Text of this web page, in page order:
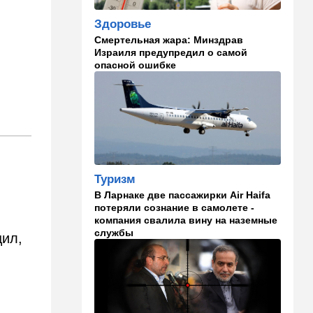
которая устроила опасные
ралли возле Мицпе-Иерихо
19:25 Ближний Восток
Что ни день, то новый план
по Ормузу: раскошелиться
придется Европе
В мире
Трамп дал характеристику
антиизраильскому политику
из Мичигана
18:30 Мнения
Рекорд вопреки бойкотам
В мире
Схватилась за нож и пошла
резать мужчин: кровавая
атака в центре Лондона
Здоровье
Смертельная жара: Минздрав
Израиля предупредил о самой
опасной ошибке
Туризм
В Ларнаке две пассажирки Air Haifa
потеряли сознание в самолете -
компания свалила вину на наземные
службы